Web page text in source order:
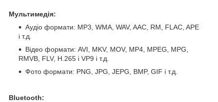
Мультимедія:
Аудіо формати: MP3, WMA, WAV, AAC, RM, FLAC, APE
і т.д.
Відео формати: AVI, MKV, MOV, MP4, MPEG, MPG,
RMVB, FLV, H.265 і VP9 і т.д.
Фото формати: PNG, JPG, JEPG, BMP, GIF і т.д.
Bluetooth: